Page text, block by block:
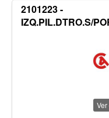
2101223 -
IZQ.PIL.DTRO.S/